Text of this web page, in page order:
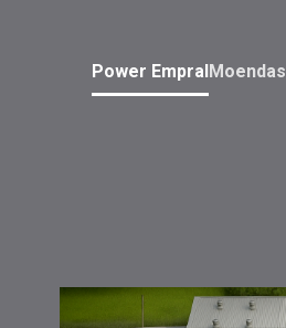
Power EmpralMoendas